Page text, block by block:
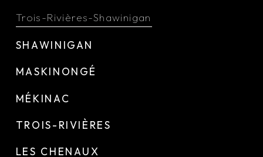
Trois-Rivières-Shawinigan
SHAWINIGAN
MASKINONGÉ
MÉKINAC
TROIS-RIVIÈRES
LES CHENAUX